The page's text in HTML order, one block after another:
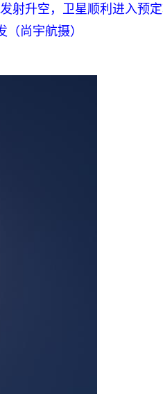
射升空，卫星顺利进入预
尚宇航摄）